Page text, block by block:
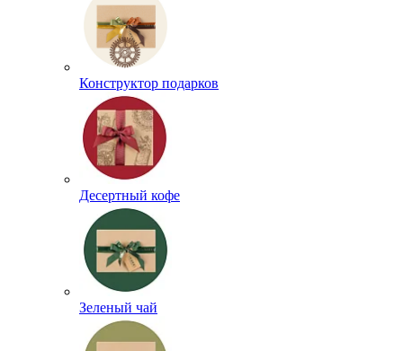
Конструктор подарков
Десертный кофе
Зеленый чай